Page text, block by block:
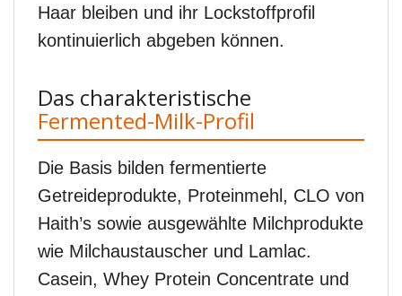
Haar bleiben und ihr Lockstoffprofil
kontinuierlich abgeben können.
Das charakteristische
Fermented-Milk-Profil
Die Basis bilden fermentierte
Getreideprodukte, Proteinmehl, CLO von
Haith’s sowie ausgewählte Milchprodukte
wie Milchaustauscher und Lamlac.
Casein, Whey Protein Concentrate und